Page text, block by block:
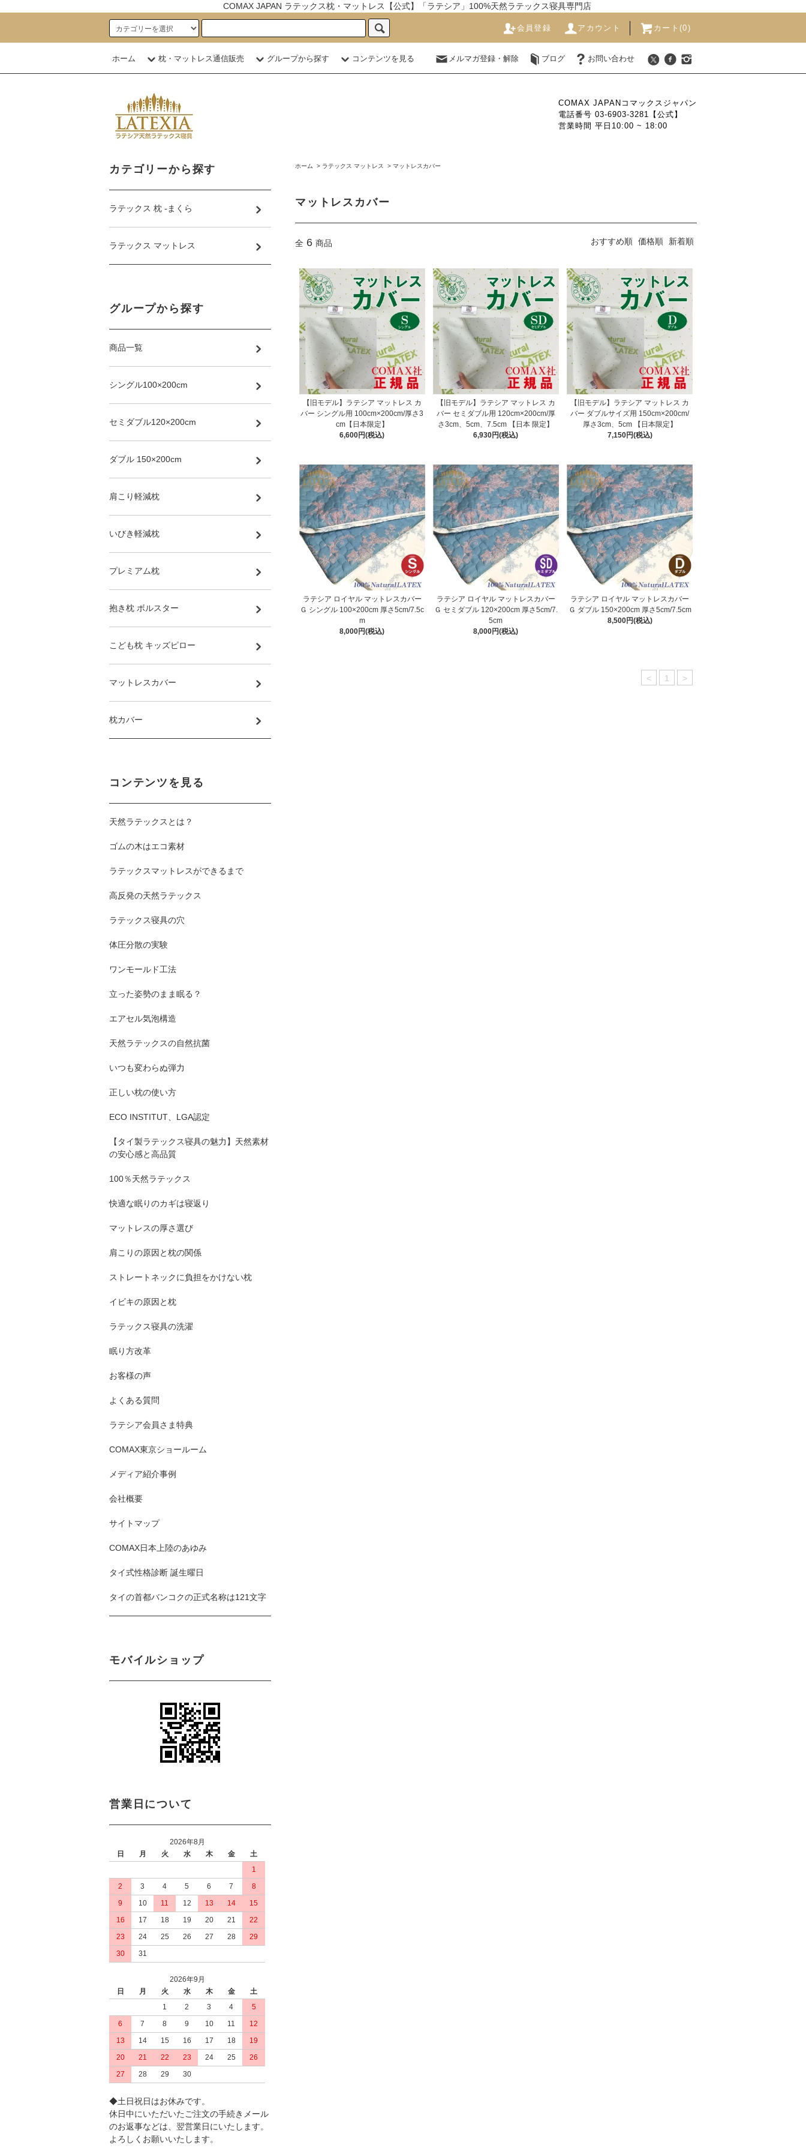
COMAX JAPAN ラテックス枕・マットレス【公式】「ラテシア」100%天然ラテックス寝具専門店
会員登録 アカウント カート(0)
ホーム 枕・マットレス通信販売 グループから探す コンテンツを見る メルマガ登録・解除 ブログ お問い合わせ
COMAX JAPANコマックスジャパン
電話番号 03-6903-3281【公式】
営業時間 平日10:00 ~ 18:00
ホーム > ラテックス マットレス > マットレスカバー
マットレスカバー
全 6 商品 おすすめ順 価格順 新着順
【旧モデル】ラテシア マットレス カ
バー シングル用 100cm×200cm/厚さ3
cm【日本限定】
6,600円(税込)
【旧モデル】ラテシア マットレス カ
バー セミダブル用 120cm×200cm/厚
さ3cm、5cm、7.5cm 【日本 限定】
6,930円(税込)
【旧モデル】ラテシア マットレス カ
バー ダブルサイズ用 150cm×200cm/
厚さ3cm、5cm 【日本限定】
7,150円(税込)
ラテシア ロイヤル マットレスカバー
Ｇ シングル 100×200cm 厚さ5cm/7.5c
m
8,000円(税込)
ラテシア ロイヤル マットレスカバー
Ｇ セミダブル 120×200cm 厚さ5cm/7.
5cm
8,000円(税込)
ラテシア ロイヤル マットレスカバー
Ｇ ダブル 150×200cm 厚さ5cm/7.5cm
8,500円(税込)
< 1 >
カテゴリーから探す
ラテックス 枕 -まくら
ラテックス マットレス
グループから探す
商品一覧
シングル100×200cm
セミダブル120×200cm
ダブル 150×200cm
肩こり軽減枕
いびき軽減枕
プレミアム枕
抱き枕 ボルスター
こども枕 キッズピロー
マットレスカバー
枕カバー
コンテンツを見る
天然ラテックスとは？
ゴムの木はエコ素材
ラテックスマットレスができるまで
高反発の天然ラテックス
ラテックス寝具の穴
体圧分散の実験
ワンモールド工法
立った姿勢のまま眠る？
エアセル気泡構造
天然ラテックスの自然抗菌
いつも変わらぬ弾力
正しい枕の使い方
ECO INSTITUT、LGA認定
【タイ製ラテックス寝具の魅力】天然素材
の安心感と高品質
100％天然ラテックス
快適な眠りのカギは寝返り
マットレスの厚さ選び
肩こりの原因と枕の関係
ストレートネックに負担をかけない枕
イビキの原因と枕
ラテックス寝具の洗濯
眠り方改革
お客様の声
よくある質問
ラテシア会員さま特典
COMAX東京ショールーム
メディア紹介事例
会社概要
サイトマップ
COMAX日本上陸のあゆみ
タイ式性格診断 誕生曜日
タイの首都バンコクの正式名称は121文字
モバイルショップ
営業日について
2026年8月
日
月 火 水 木 金
土
1
2
3 4 5 6 7
8
9
10 11 12 13 14
15
16
17 18 19 20 21
22
23
24 25 26 27 28
29
30
31
2026年9月
日
月 火 水 木 金
土
1
2 3 4
5
6
7 8 9 10 11
12
13
14 15 16 17 18
19
20
21 22 23 24 25
26
27
28 29 30
◆土日祝日はお休みです。
休日中にいただいたご注文の手続きメール
のお返事などは、翌営業日にいたします。
よろしくお願いいたします。